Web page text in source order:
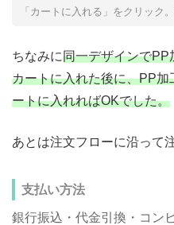
「カートに入れる」をクリック
ちなみに同一デザインでPP
カートに入れた後に、PP
ートに入れればOKでした。
あとは注文フローに沿って
支払い方法
銀行振込・代金引換・コン